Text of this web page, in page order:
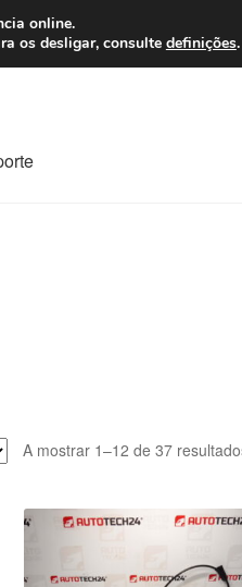
Seg-Sex,
A mostrar 1–12 de 37
online.
os desligar, consulte definições.